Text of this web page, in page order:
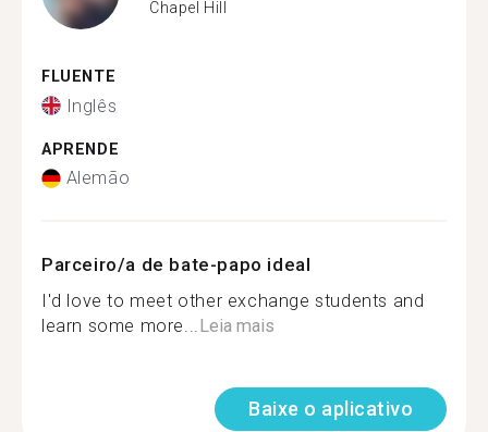
Chapel Hill
FLUENTE
Inglês
APRENDE
Alemão
Parceiro/a de bate-papo ideal
I'd love to meet other exchange students and
learn some more...Leia mais
Baixe o aplicativo